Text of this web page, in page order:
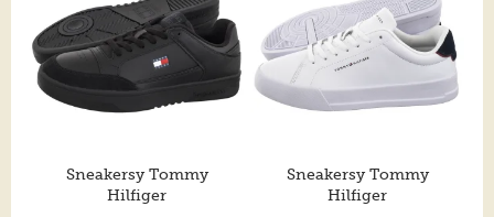
Sneakersy Tommy
Hilfiger
Sneakersy Tommy
Hilfiger